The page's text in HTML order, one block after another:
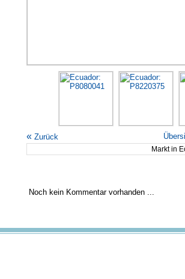
« Zurück
Markt in
Noch kein Kommentar vorhanden ...